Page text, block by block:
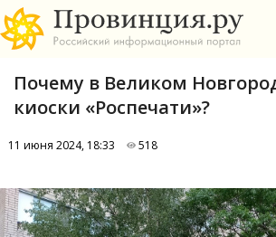
Почему в Великом
киоски «Роспечати»?
11 июня 2024, 18:33 518